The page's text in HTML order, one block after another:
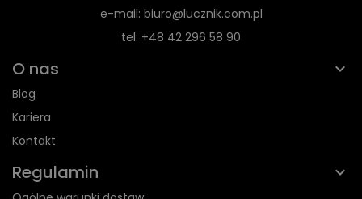
e-mail: biuro@lucznik.com.pl
tel: +48 42 296 58 90
O nas
Blog
Kariera
Kontakt
Regulamin